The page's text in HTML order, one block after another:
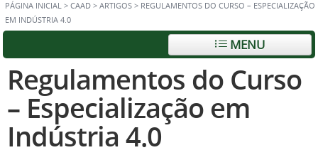
PÁGINA INICIAL > CAAD > ARTIGOS > REGULAMENTOS DO CURSO – ESPECIALIZAÇÃO
EM INDÚSTRIA 4.0
MENU
Regulamentos do Curso
– Especialização em
Indústria 4.0